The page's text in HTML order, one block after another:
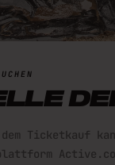
dem Ticketkauf